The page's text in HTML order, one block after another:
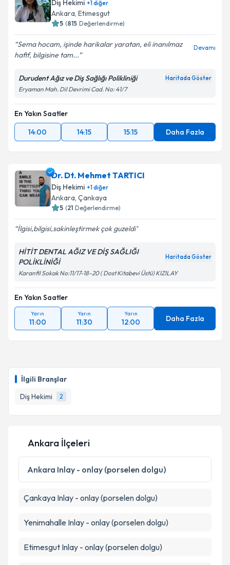
İlgili Branşlar
Diş Hekimi
2
Diş Hekimi +1diğer
Ankara, Etimesgut
5 (815 Değerlendirme)
Sema hocam, işinde harikalar yaratan, eli inanılmaz
hafif, bilgisine tam...
Devamı
Durudent Ağız ve Diş Sağlığı Polikliniği Haritada Göster
Eryaman Mah. Dil Devrimi Cad. No: 41/7
En Yakın Saatler
14:00
14:15 15:15 Daha Fazla
Dr. Dt. Mehmet TARTICI
Diş Hekimi +1diğer
Ankara, Çankaya
5 (21 Değerlendirme)
İlgisi,bilgisi,sakinleştirmek çok guzeldi
HİTİT DENTAL AĞIZ VE DİŞ SAĞLIĞI
POLİKLİNİĞİ
Haritada Göster
Karanfil Sokak No:11/17-18-20 ( Dost Kitabevi Üstü) KIZILAY
En Yakın Saatler
Yarın
11:00
Yarın
11:30
Yarın
12:00 Daha Fazla
Ankara İlçeleri
Ankara Inlay - onlay (porselen dolgu)
Çankaya Inlay - onlay (porselen dolgu)
Yenimahalle Inlay - onlay (porselen dolgu)
Etimesgut Inlay - onlay (porselen dolgu)